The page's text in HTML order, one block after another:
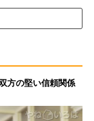
方の堅い信頼関係